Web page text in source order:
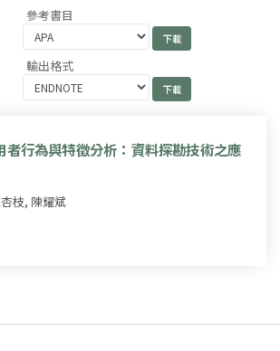
參考書目
輸出格式
者行為與特徵分析：資料探勘技術之應
枝, 陳耀斌